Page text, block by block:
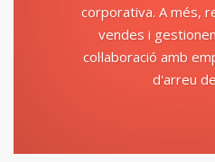
corporativa. A més,
vendes i
col·laboració amb
d'arreu